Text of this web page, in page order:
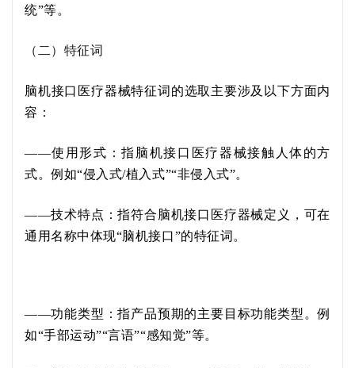
统”等。
（二）特征词
脑机接口医疗器械特征词的选取主要涉及以下方面内
容：
——使用形式 ：指脑机接口医疗器械接触人体的方
式。例如“侵入式/植入式”“非侵入式”。
——技术特点：指符合脑机接口医疗器械定义，可在
通用名称中体现“脑机接口”的特征词 。
——功能类型：指产品预期的主要 目标功能类型。例
如“手部运动”“言语”“感知觉”等。